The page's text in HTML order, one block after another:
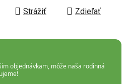
Strážiť Zdieľať
objednávkam, môže naša rodinná